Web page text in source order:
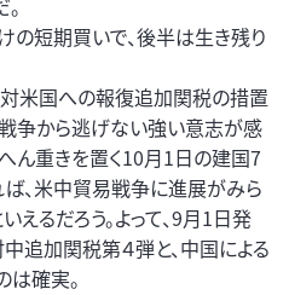
の短期買いで、後半は生き残り
米国への報復追加関税の措置
争から逃げない強い意志が感
へん重きを置く10月1日の建国7
、米中貿易戦争に進展がみら
るだろう。よって、9月1日発
追加関税第４弾と、中国による
確実。